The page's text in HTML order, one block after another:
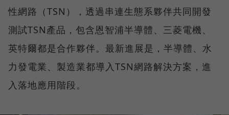
性網路（TSN），透過串連生態系夥伴共同開發
測試TSN產品，包含恩智浦半導體、三菱電機、
英特爾都是合作夥伴。最新進展是，半導體、水
力發電業、製造業都導入TSN網路解決方案，進
入落地應用階段。